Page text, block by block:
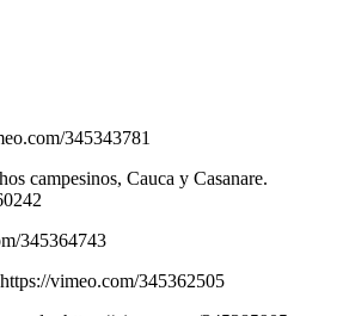
345343781
campesinos, Cauca y Casanare.
345364743
vimeo.com/345362505